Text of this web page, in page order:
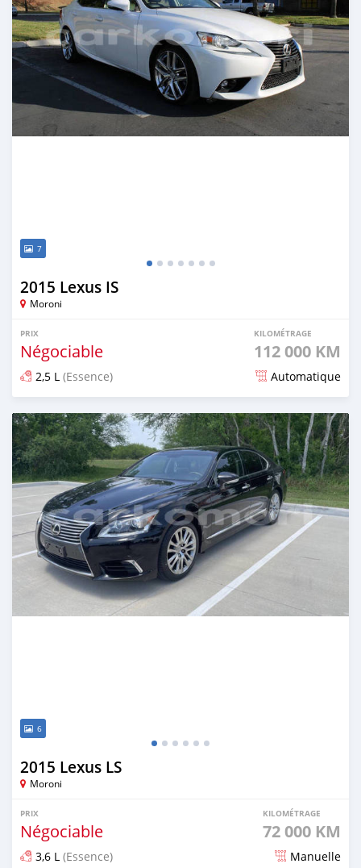
7
2015 Lexus IS
Moroni
PRIX
Négociable
KILOMÉTRAGE
112 000 KM
2,5 L (Essence) Automatique
Publié il y a plus d'un an
6
2015 Lexus LS
Moroni
PRIX
Négociable
KILOMÉTRAGE
72 000 KM
3,6 L (Essence) Manuelle